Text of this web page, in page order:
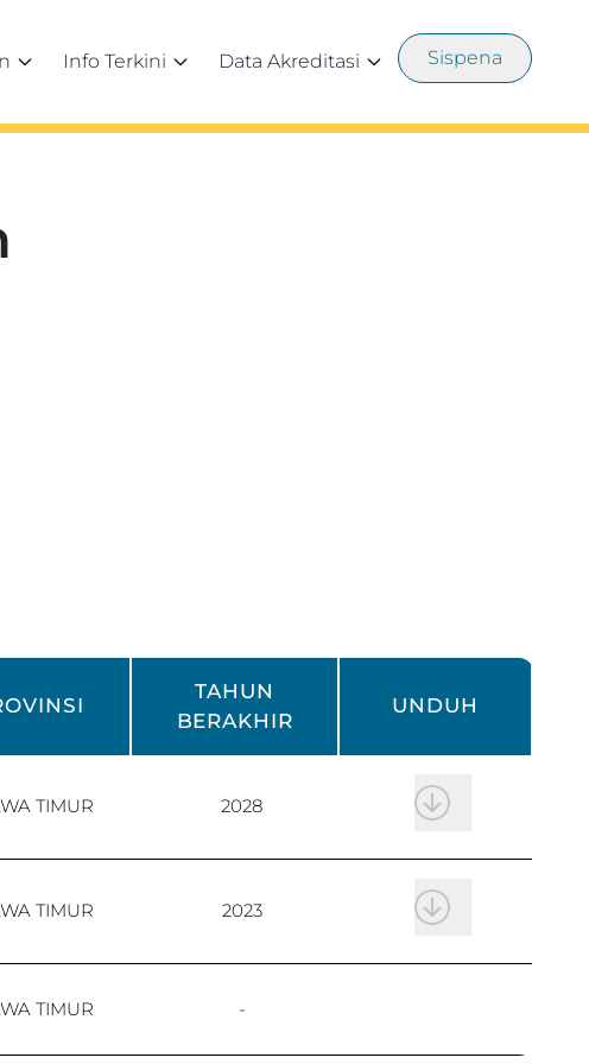
Info Terkini Data Akreditasi Sispena
TAHUN
BERAKHIR
UNDUH
TIMUR 2028
TIMUR 2023
TIMUR -